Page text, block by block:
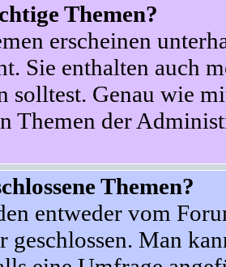
Themen?
erscheinen
Sie enthalten auch
solltest. Genau wie
Themen der
Themen?
entweder vom
geschlossen. Man